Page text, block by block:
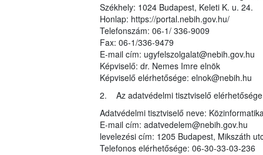
Székhely: 1024 Budapest, Keleti K. u. 24.
Honlap: https://portal.nebih.gov.hu/
Telefonszám: 06-1/ 336-9009
Fax: 06-1/336-9479
E-mail cím: ugyfelszolgalat@nebih.gov.hu
Képviselő: dr. Nemes Imre elnök
Képviselő elérhetősége: elnok@nebih.hu
2. Az adatvédelmi tisztviselő elérhetősége
Adatvédelmi tisztviselő neve:
E-mail cím: adatvedelem@nebih.gov.hu
levelezési cím: 1205 Budapest, Mikszáth
Telefonos elérhetősége: 06-30-33-03-236